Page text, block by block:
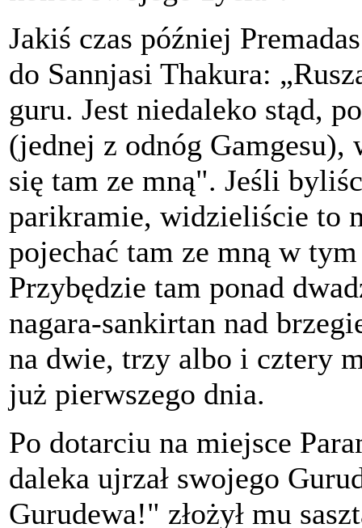
Jakiś czas później
do Sannjasi Thakura:
guru. Jest niedaleko stąd,
(jednej z odnóg
się tam ze mną". Jeśli
parikramie, widzieliście to
pojechać tam ze mną w
Przybędzie tam ponad
nagara-sankirtan nad
na dwie, trzy albo i cztery
już pierwszego dnia.
Po dotarciu na miejsce
daleka ujrzał swojego
Gurudewa!" złożył mu